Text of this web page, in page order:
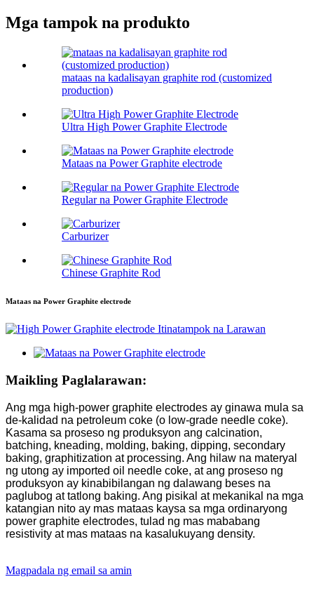
Mga tampok na produkto
mataas na kadalisayan graphite rod (customized
production)
Ultra High Power Graphite Electrode
Mataas na Power Graphite electrode
Regular na Power Graphite Electrode
Carburizer
Chinese Graphite Rod
Mataas na Power Graphite electrode
Maikling Paglalarawan:
Ang mga high-power graphite electrodes ay ginawa mula sa
de-kalidad na petroleum coke (o low-grade needle coke).
Kasama sa proseso ng produksyon ang calcination,
batching, kneading, molding, baking, dipping, secondary
baking, graphitization at processing. Ang hilaw na materyal
ng utong ay imported oil needle coke, at ang proseso ng
produksyon ay kinabibilangan ng dalawang beses na
paglubog at tatlong baking. Ang pisikal at mekanikal na mga
katangian nito ay mas mataas kaysa sa mga ordinaryong
power graphite electrodes, tulad ng mas mababang
resistivity at mas mataas na kasalukuyang density.
Magpadala ng email sa amin